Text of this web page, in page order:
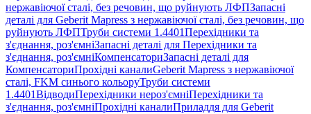
нержавіючої сталі, без речовин, що руйнують ЛФПЗапасні
деталі для Geberit Mapress з нержавіючої сталі, без речовин, що
руйнують ЛФПТруби системи 1.4401Перехідники та
з'єднання, роз'ємніЗапасні деталі для Перехідники та
з'єднання, роз'ємніКомпенсаториЗапасні деталі для
КомпенсаториПрохідні каналиGeberit Mapress з нержавіючої
сталі, FKM синього кольоруТруби системи
1.4401ВідводиПерехідники нероз'ємніПерехідники та
з'єднання, роз'ємніПрохідні каналиПриладдя для Geberit